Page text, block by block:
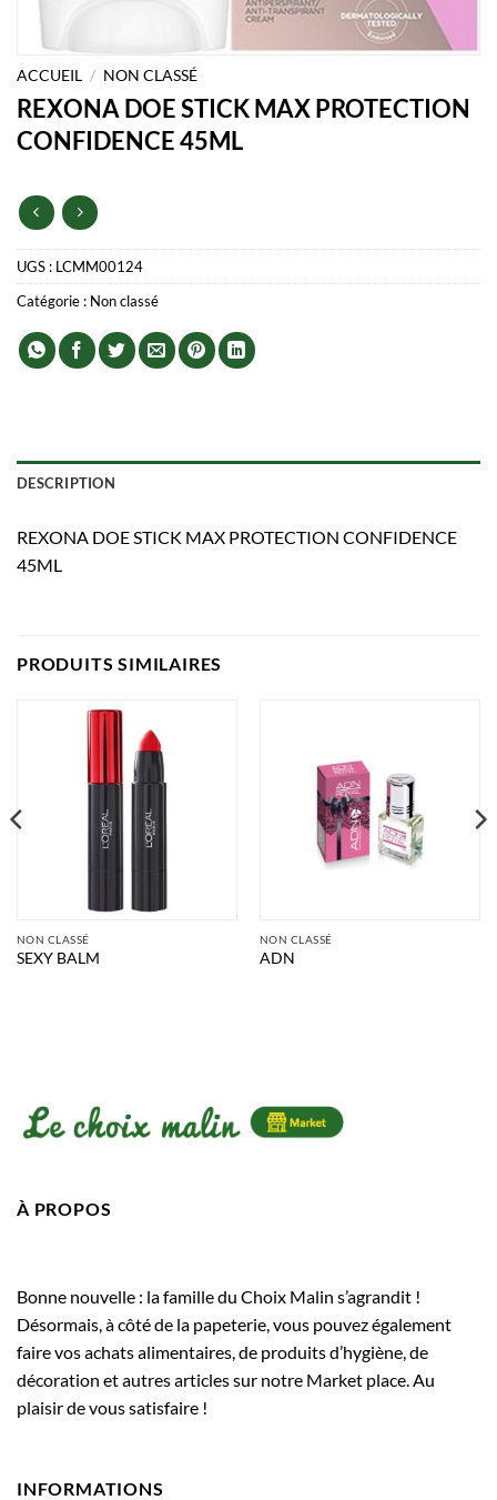
ACCUEIL / NON CLASSÉ
REXONA DOE STICK MAX PROTECTION
CONFIDENCE 45ML
UGS : LCMM00124
Catégorie : Non classé
DESCRIPTION
REXONA DOE STICK MAX PROTECTION CONFIDENCE
45ML
PRODUITS SIMILAIRES
NON CLASSÉ
SEXY BALM
NON CLASSÉ
ADN
À PROPOS
Bonne nouvelle : la famille du Choix Malin s’agrandit !
Désormais, à côté de la papeterie, vous pouvez également
faire vos achats alimentaires, de produits d’hygiène, de
décoration et autres articles sur notre Market place. Au
plaisir de vous satisfaire !
INFORMATIONS